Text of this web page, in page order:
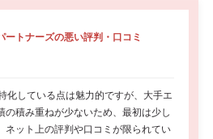
ートナーズの悪い評判・口コミ
化している点は魅力的ですが、大手エ
の積み重ねが少ないため、最初は少し
ネット上の評判や口コミが限られてい